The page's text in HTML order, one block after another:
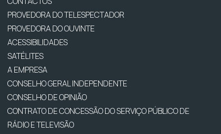
PROVEDORA DO TELESPECTADOR
PROVEDORA DO OUVINTE
ACESSIBILIDADES
SATÉLITES
A EMPRESA
CONSELHO GERAL INDEPENDENTE
CONSELHO DE OPINIÃO
CONTRATO DE CONCESSÃO DO SERVIÇO PÚBLICO DE
RÁDIO E TELEVISÃO